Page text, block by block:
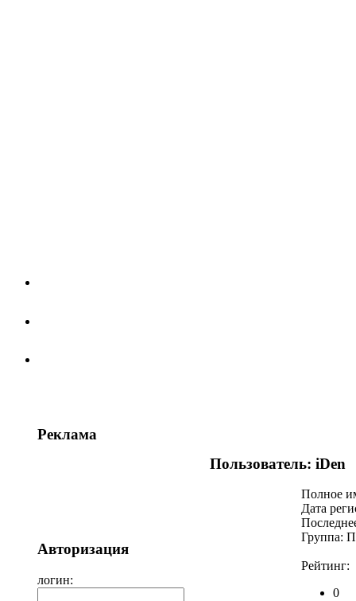
Реклама
Авторизация
логин:
Пользователь: iDen
Полное
Дата
Группа:
Рейтинг:
0